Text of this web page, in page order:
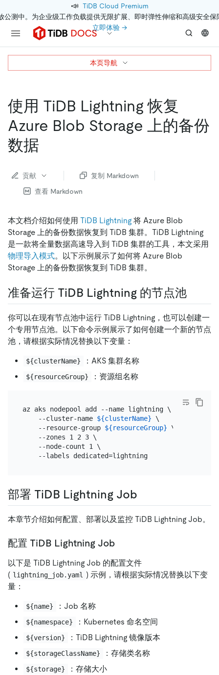
📣 TiDB Cloud Premium
公测中。为企业级工作负载提供无限扩展、即时弹性伸缩和高级安全保
立即体验 →
使用 TiDB Lightning 恢复
Azure Blob Storage 上的备份
数据
贡献
复制 Markdown
查看 Markdown
本文档介绍如何使用 TiDB Lightning 将 Azure Blob
Storage 上的备份数据恢复到 TiDB 集群。TiDB Lightning
是一款将全量数据高速导入到 TiDB 集群的工具，本文采用
物理导入模式。以下示例展示了如何将 Azure Blob
Storage 上的备份数据恢复到 TiDB 集群。
准备运行 TiDB Lightning 的节点池
你可以在现有节点池中运行 TiDB Lightning，也可以创建一
个专用节点池。以下命令示例展示了如何创建一个新的节点
池，请根据实际情况替换以下变量：
${clusterName} ：AKS 集群名称
${resourceGroup} ：资源组名称
az aks nodepool add --name lightning \
    --cluster-name
${clusterName} \
    --resource-group
${resourceGroup} \
    --zones 1 2 3 \
    --node-count 1 \
    --labels dedicated=lightning
部署 TiDB Lightning Job
本章节介绍如何配置、部署以及监控 TiDB Lightning Job。
配置 TiDB Lightning Job
以下是 TiDB Lightning Job 的配置文件
( lightning_job.yaml ) 示例，请根据实际情况替换以下变
量：
${name} ：Job 名称
${namespace} ：Kubernetes 命名空间
${version} ：TiDB Lightning 镜像版本
${storageClassName} ：存储类名称
${storage}
：存储大小
本页导航